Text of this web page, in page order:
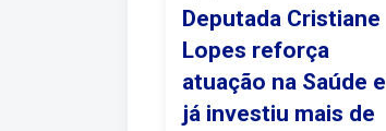
Deputada Cristiane
Lopes reforça
atuação na Saúde e
já investiu mais de